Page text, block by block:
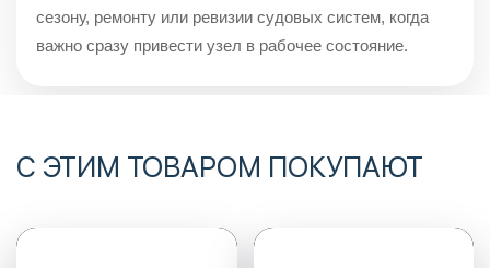
сезону, ремонту или ревизии судовых систем, когда
важно сразу привести узел в рабочее состояние.
С ЭТИМ ТОВАРОМ ПОКУПАЮТ